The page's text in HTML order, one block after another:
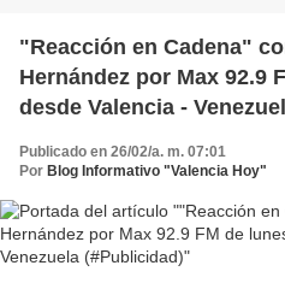
"Reacción en Cadena"
Hernández por Max 92.9
desde Valencia -
Publicado en 26/02/a. m. 07:01
Por Blog Informativo "Valencia Hoy"